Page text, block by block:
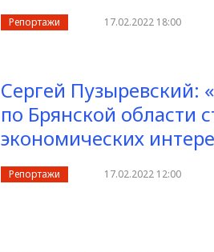
Репортажи 17.02.2022 18:00
Сергей Пузыревский:
по Брянской области
экономических
Репортажи 17.02.2022 12:00